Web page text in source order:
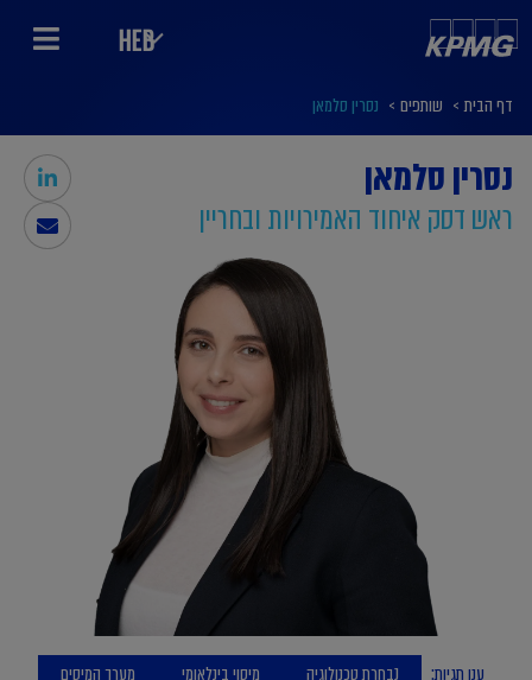
HEB
דף הבית > שותפים > נסרין סלמאן
נסרין סלמאן
ראש דסק איחוד האמירויות ובחריין
ענן תגיות: נבחרת טכנולוגיה מיסוי בינלאומי מערך המיסים